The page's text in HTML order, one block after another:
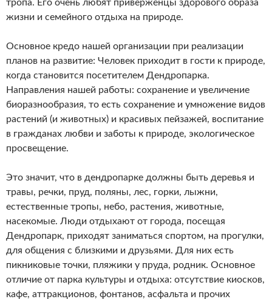
тропа. Его очень любят приверженцы здорового образа
жизни и семейного отдыха на природе.
Основное кредо нашей организации при реализации
планов на развитие: Человек приходит в гости к природе,
когда становится посетителем Дендропарка.
Направления нашей работы: сохранение и увеличение
биоразнообразия, то есть сохранение и умножение видов
растений (и животных) и красивых пейзажей, воспитание
в гражданах любви и заботы к природе, экологическое
просвещение.
Это значит, что в дендропарке должны быть деревья и
травы, речки, пруд, поляны, лес, горки, лыжни,
естественные тропы, небо, растения, животные,
насекомые. Люди отдыхают от города, посещая
Дендропарк, приходят заниматься спортом, на прогулки,
для общения с близкими и друзьями. Для них есть
пикниковые точки, пляжики у пруда, родник. Основное
отличие от парка культуры и отдыха: отсутствие киосков,
кафе, аттракционов, фонтанов, асфальта и прочих